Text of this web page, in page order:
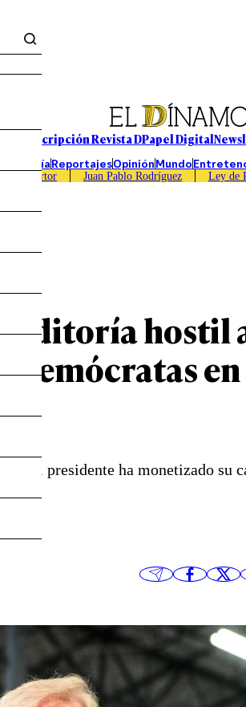
Suscripción Revista DPapel Digital
EconomíaReportajesOpiniónMundo
Caso Sartor Juan Pablo Rodríguez Ley de
hostil
demócratas en
el presidente ha monetizado su